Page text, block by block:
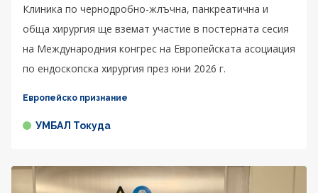
Клиника по чернодробно-жлъчна, панкреатична и
обща хирургия ще вземат участие в постерната сесия
на Международния конгрес на Европейската асоциация
по ендоскопска хирургия през юни 2026 г.
Европейско признание
УМБАЛ Токуда